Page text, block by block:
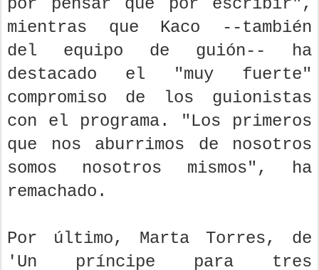
mientras que Kaco --también
del equipo de guión-- ha
destacado el "muy fuerte"
compromiso de los guionistas
con el programa. "Los primeros
que nos aburrimos de nosotros
somos nosotros mismos", ha
remachado.
Por último, Marta Torres, de
'Un príncipe para tres